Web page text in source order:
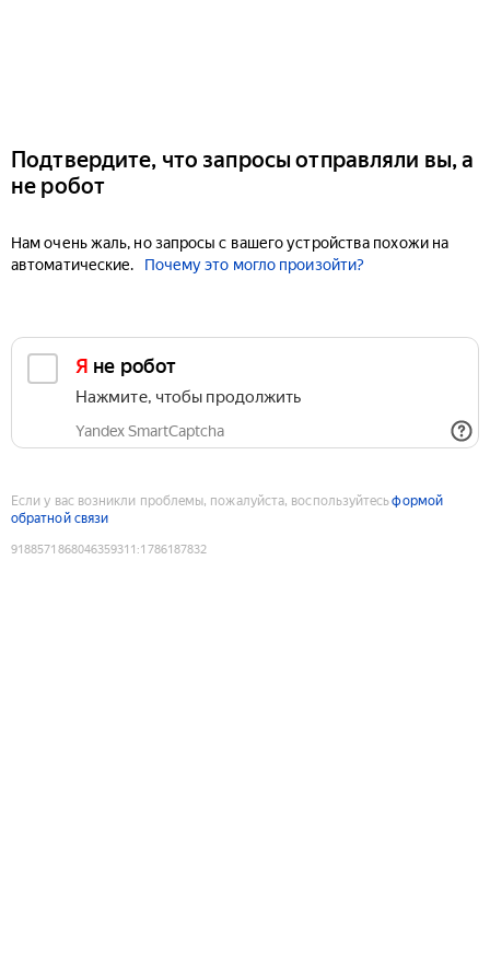
Подтвердите, что запросы отправляли вы, а
не робот
Нам очень жаль, но запросы с вашего устройства похожи на
автоматические.
Почему это могло произойти?
Я не робот
Нажмите, чтобы продолжить
Yandex SmartCaptcha
Если у вас возникли проблемы, пожалуйста, воспользуйтесьформой
обратной связи
9188571868046359311 :1786187832